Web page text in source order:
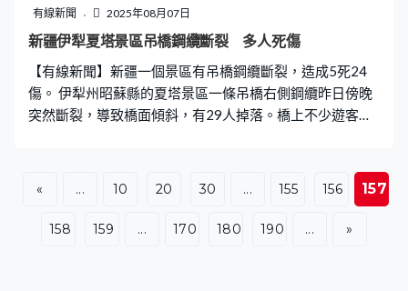
道路、供水、醫院等基礎設施，推動盡快恢復正常生產生
活秩序。
有線新聞 2025年08月07日
新疆伊犁夏塔景區吊橋鋼纜斷裂 多人死傷
【有線新聞】新疆一個景區有吊橋鋼纜斷裂，造成5死24
傷。 伊犁州昭蘇縣的夏塔景區一條吊橋右側鋼纜昨日傍晚
突然斷裂，導致橋面傾斜，有29人掉落。橋上不少遊客失
重，傷者已第一時間送院救治，無生命危險。事發後當地
政府立即啟動應急響應，趕赴現場救援，安撫遊客和開展
善後處置。目前夏塔景區已關閉，事故原因正在調查。
« ... 10 20 30 ... 155 156 157
158 159 ... 170 180 190 ... »